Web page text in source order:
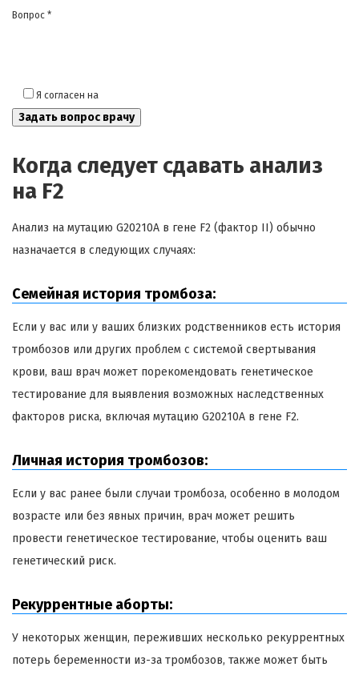
Вопрос *
Я согласен на
Когда следует сдавать анализ
на F2
Анализ на мутацию G20210A в гене F2 (фактор II) обычно
назначается в следующих случаях:
Семейная история тромбоза:
Если у вас или у ваших близких родственников есть история
тромбозов или других проблем с системой свертывания
крови, ваш врач может порекомендовать генетическое
тестирование для выявления возможных наследственных
факторов риска, включая мутацию G20210A в гене F2.
Личная история тромбозов:
Если у вас ранее были случаи тромбоза, особенно в молодом
возрасте или без явных причин, врач может решить
провести генетическое тестирование, чтобы оценить ваш
генетический риск.
Рекуррентные аборты:
У некоторых женщин, переживших несколько рекуррентных
потерь беременности из-за тромбозов, также может быть